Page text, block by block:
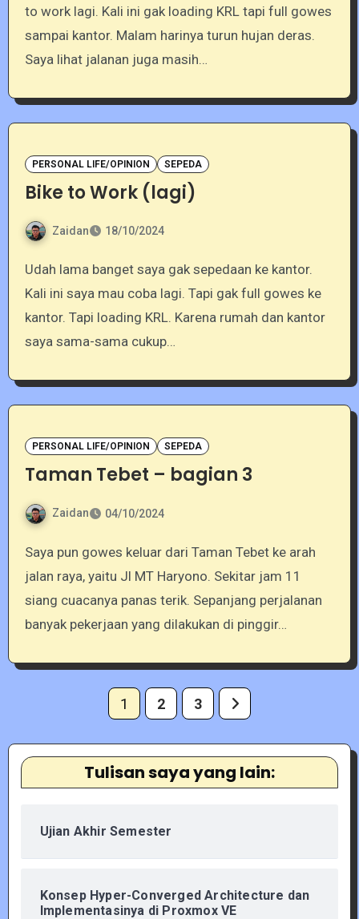
to work lagi. Kali ini gak loading KRL tapi full gowes
sampai kantor. Malam harinya turun hujan deras.
Saya lihat jalanan juga masih…
PERSONAL LIFE/OPINION SEPEDA
Bike to Work (lagi)
Zaidan 18/10/2024
Udah lama banget saya gak sepedaan ke kantor.
Kali ini saya mau coba lagi. Tapi gak full gowes ke
kantor. Tapi loading KRL. Karena rumah dan kantor
saya sama-sama cukup…
PERSONAL LIFE/OPINION SEPEDA
Taman Tebet – bagian 3
Zaidan 04/10/2024
Saya pun gowes keluar dari Taman Tebet ke arah
jalan raya, yaitu Jl MT Haryono. Sekitar jam 11
siang cuacanya panas terik. Sepanjang perjalanan
banyak pekerjaan yang dilakukan di pinggir…
pagination
1 2 3
Tulisan saya yang lain:
Ujian Akhir Semester
Konsep Hyper-Converged Architecture dan
Implementasinya di Proxmox VE